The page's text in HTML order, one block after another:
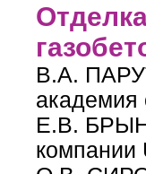
В.А.
академия
Е.В.
компании